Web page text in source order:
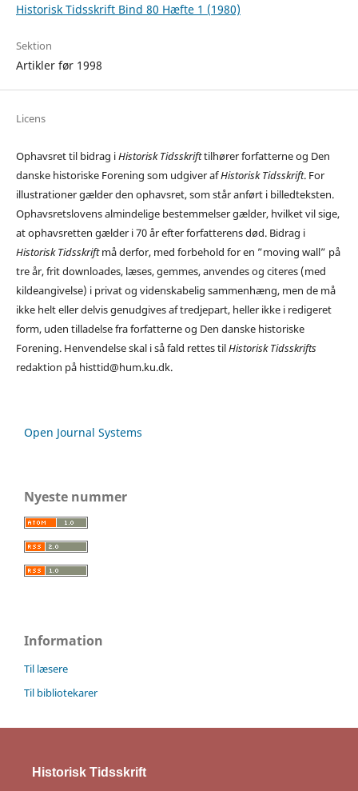
Historisk Tidsskrift Bind 80 Hæfte 1 (1980)
Sektion
Artikler før 1998
Licens
Ophavsret til bidrag iHistorisk Tidsskrifttilhører forfatterne og Den
danske historiske Forening som udgiver afHistorisk Tidsskrift. For
illustrationer gælder den ophavsret, som står anført i billedteksten.
Ophavsretslovens almindelige bestemmelser gælder, hvilket vil sige,
at ophavsretten gælder i 70 år efter forfatterens død. Bidrag i
Historisk Tidsskriftmå derfor, med forbehold for en ”moving wall” på
tre år, frit downloades, læses, gemmes, anvendes og citeres (med
kildeangivelse) i privat og videnskabelig sammenhæng, men de må
ikke helt eller delvis genudgives af tredjepart, heller ikke i redigeret
form, uden tilladelse fra forfatterne og Den danske historiske
Forening. Henvendelse skal i så fald rettes tilHistorisk Tidsskrifts
redaktion på histtid@hum.ku.dk.
Open Journal Systems
Nyeste nummer
Information
Til læsere
Til bibliotekarer
Historisk Tidsskrift